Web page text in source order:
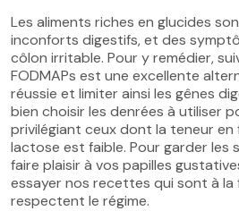
Les aliments riches en glucides
inconforts digestifs, et des
côlon irritable. Pour y remédier,
FODMAPs est une excellente
réussie et limiter ainsi les gênes
bien choisir les denrées à utiliser
privilégiant ceux dont la teneur
lactose est faible. Pour garder les
faire plaisir à vos papilles
essayer nos recettes qui sont à la
respectent le régime.